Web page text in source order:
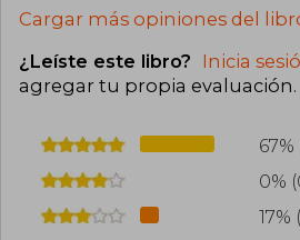
Cargar más opiniones del
¿Leíste este libro? Inicia
agregar tu propia evaluación.
67%
0%
17%